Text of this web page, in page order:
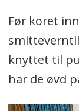
Før koret
knyttet til
har de øvd